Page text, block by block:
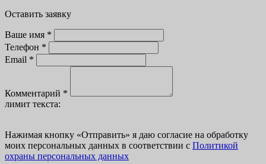
Оставить заявку
Ваше имя *
Телефон *
Email *
Комментарий *
лимит текста:
Нажимая кнопку «Отправить» я даю согласие на обработку
моих персональных данных в соответствии с Политикой
охраны персональных данных